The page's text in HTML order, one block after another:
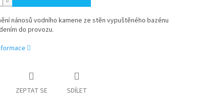
nánosů vodního kamene ze stěn vypuštěného bazénu
do provozu.
ZEPTAT SE SDÍLET